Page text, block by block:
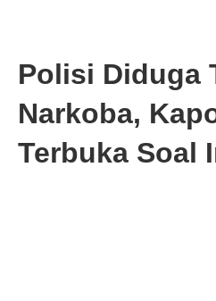
Polisi Diduga
Narkoba,
Terbuka Soal